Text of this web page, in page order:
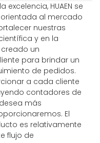
HUAEN se
al mercado
nuestras
y en la
un
para brindar un
de pedidos.
a cada cliente
contadores de
más
El
es relativamente
flujo de